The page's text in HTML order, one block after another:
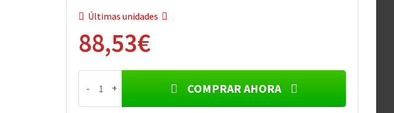
Últimas unidades
88,53€
- + COMPRAR AHORA